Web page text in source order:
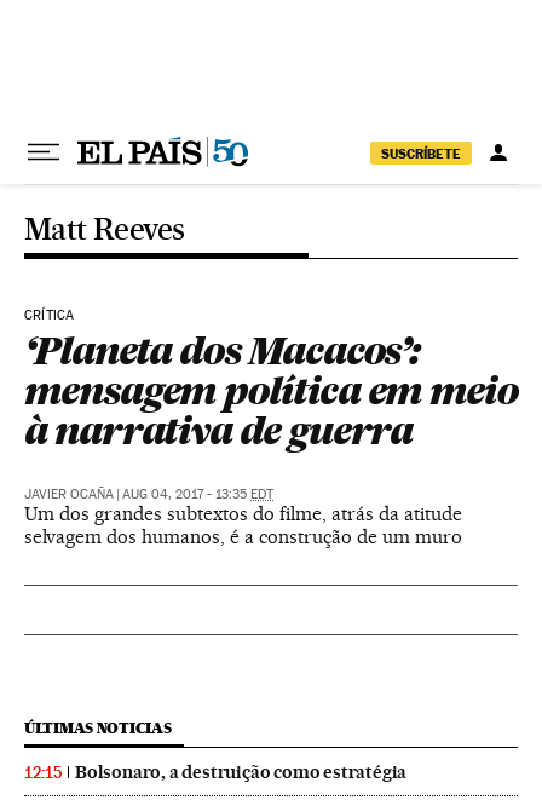
SUSCRÍBETE
Matt Reeves
CRÍTICA
‘Planeta dos Macacos’:
mensagem política em meio
à narrativa de guerra
JAVIER OCAÑA | AUG 04, 2017 - 13:35 EDT
Um dos grandes subtextos do filme, atrás da atitude
selvagem dos humanos, é a construção de um muro
ÚLTIMAS NOTICIAS
12:15 Bolsonaro, a destruição como estratégia